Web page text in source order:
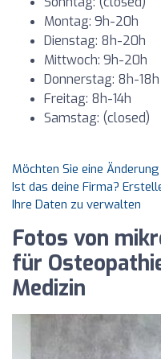
Montag: 9h-20h
Dienstag: 8h-20h
Mittwoch: 9h-20h
Donnerstag: 8h-18h
Freitag: 8h-14h
Samstag: (closed)
Möchten Sie eine
Ist das deine Firma?
Ihre Daten zu verwalten
Fotos von
für
Medizin